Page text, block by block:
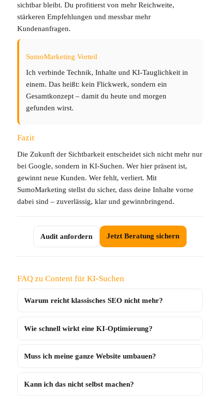
sichtbar bleibt. Du profitierst von mehr Reichweite,
stärkeren Empfehlungen und messbar mehr
Kundenanfragen.
SumoMarketing Vorteil
Ich verbinde Technik, Inhalte und KI-Tauglichkeit in
einem. Das heißt: kein Flickwerk, sondern ein
Gesamtkonzept – damit du heute und morgen
gefunden wirst.
Fazit
Die Zukunft der Sichtbarkeit entscheidet sich nicht mehr nur
bei Google, sondern in KI-Suchen. Wer hier präsent ist,
gewinnt neue Kunden. Wer fehlt, verliert. Mit
SumoMarketing stellst du sicher, dass deine Inhalte vorne
dabei sind – zuverlässig, klar und gewinnbringend.
Audit anfordern Jetzt Beratung sichern
FAQ zu Content für KI-Suchen
Warum reicht klassisches SEO nicht mehr?
Wie schnell wirkt eine KI-Optimierung?
Muss ich meine ganze Website umbauen?
Kann ich das nicht selbst machen?